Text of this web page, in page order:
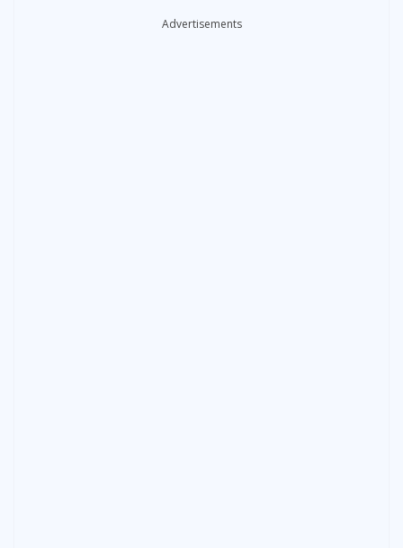
Advertisements